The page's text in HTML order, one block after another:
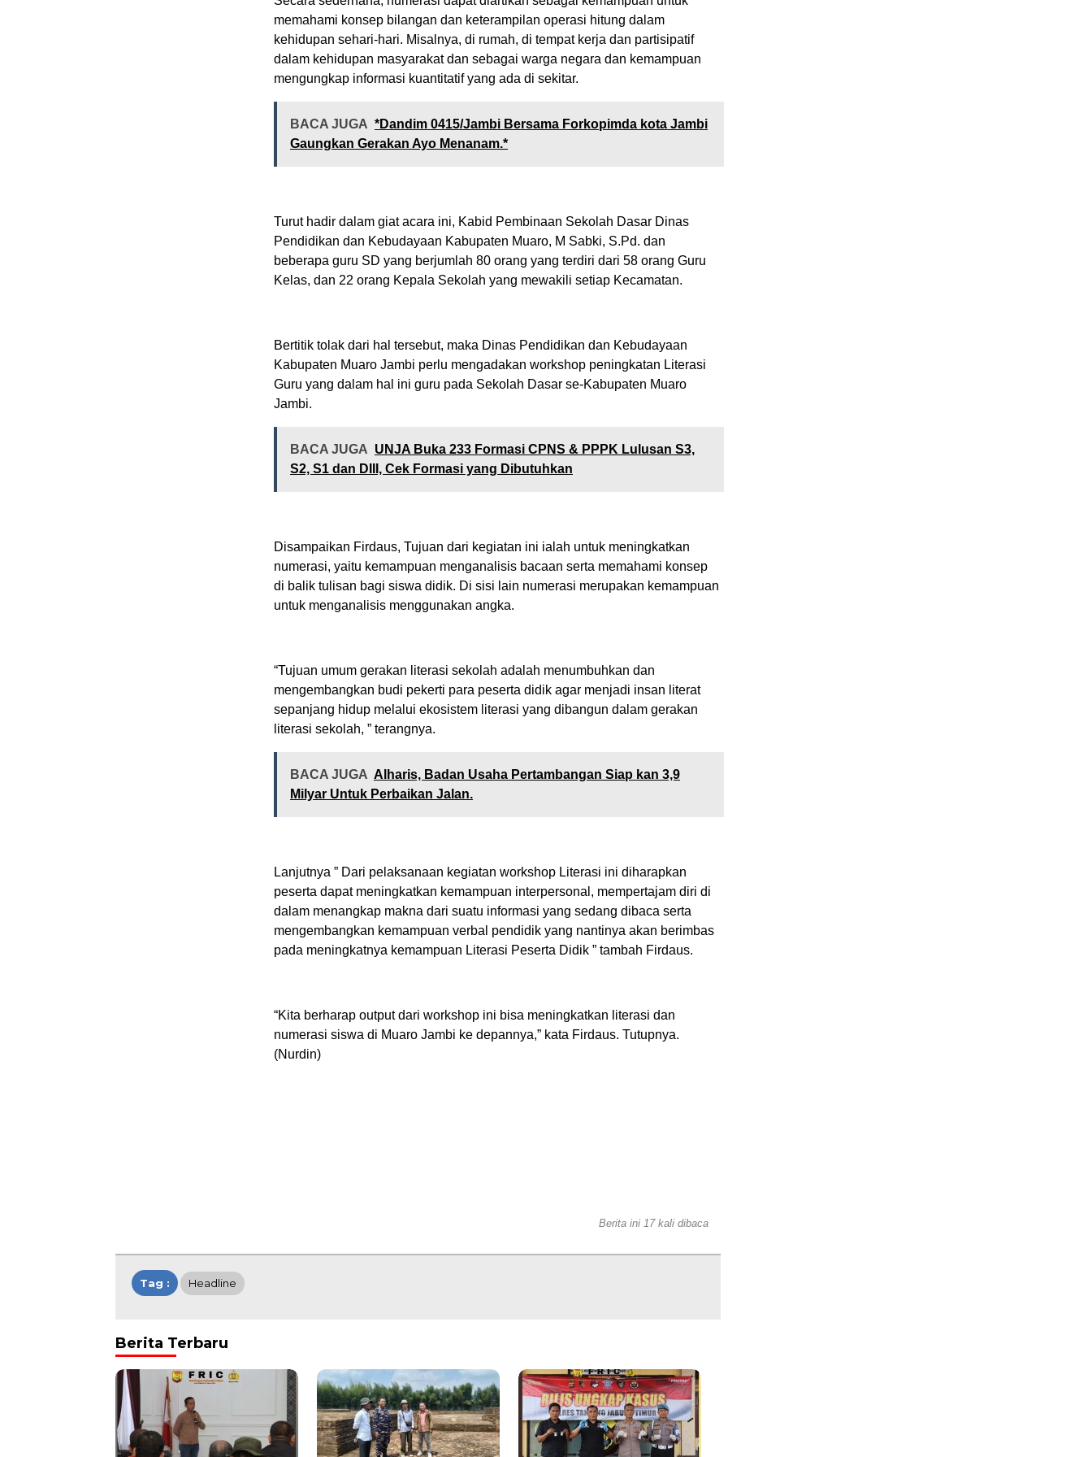
memahami konsep bilangan dan keterampilan operasi hitung dalam
kehidupan sehari-hari. Misalnya, di rumah, di tempat kerja dan partisipatif
dalam kehidupan masyarakat dan sebagai warga negara dan kemampuan
mengungkap informasi kuantitatif yang ada di sekitar.
BACA JUGA *Dandim 0415/Jambi Bersama Forkopimda kota Jambi
Gaungkan Gerakan Ayo Menanam.*
Turut hadir dalam giat acara ini, Kabid Pembinaan Sekolah Dasar Dinas
Pendidikan dan Kebudayaan Kabupaten Muaro, M Sabki, S.Pd. dan
beberapa guru SD yang berjumlah 80 orang yang terdiri dari 58 orang Guru
Kelas, dan 22 orang Kepala Sekolah yang mewakili setiap Kecamatan.
Bertitik tolak dari hal tersebut, maka Dinas Pendidikan dan Kebudayaan
Kabupaten Muaro Jambi perlu mengadakan workshop peningkatan Literasi
Guru yang dalam hal ini guru pada Sekolah Dasar se-Kabupaten Muaro
Jambi.
BACA JUGA UNJA Buka 233 Formasi CPNS & PPPK Lulusan S3,
S2, S1 dan DIII, Cek Formasi yang Dibutuhkan
Disampaikan Firdaus, Tujuan dari kegiatan ini ialah untuk meningkatkan
numerasi, yaitu kemampuan menganalisis bacaan serta memahami konsep
di balik tulisan bagi siswa didik. Di sisi lain numerasi merupakan kemampuan
untuk menganalisis menggunakan angka.
“Tujuan umum gerakan literasi sekolah adalah menumbuhkan dan
mengembangkan budi pekerti para peserta didik agar menjadi insan literat
sepanjang hidup melalui ekosistem literasi yang dibangun dalam gerakan
literasi sekolah, ” terangnya.
BACA JUGA Alharis, Badan Usaha Pertambangan Siap kan 3,9
Milyar Untuk Perbaikan Jalan.
Lanjutnya ” Dari pelaksanaan kegiatan workshop Literasi ini diharapkan
peserta dapat meningkatkan kemampuan interpersonal, mempertajam diri di
dalam menangkap makna dari suatu informasi yang sedang dibaca serta
mengembangkan kemampuan verbal pendidik yang nantinya akan berimbas
pada meningkatnya kemampuan Literasi Peserta Didik ” tambah Firdaus.
“Kita berharap output dari workshop ini bisa meningkatkan literasi dan
numerasi siswa di Muaro Jambi ke depannya,” kata Firdaus. Tutupnya.
(Nurdin)
Berita ini 17 kali dibaca
Tag : Headline
Berita Terbaru